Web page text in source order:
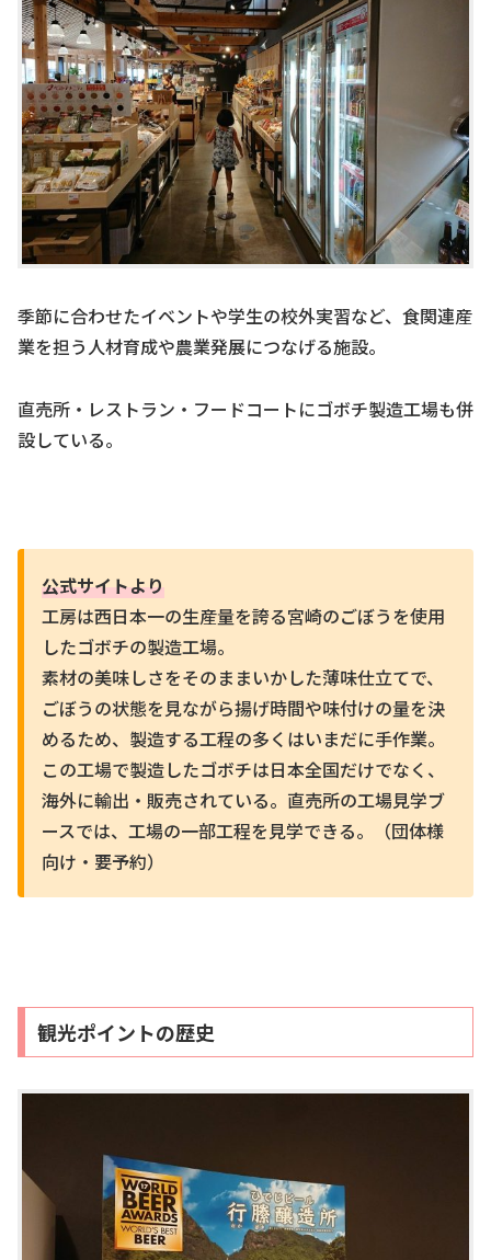
季節に合わせたイベントや学生の校外実習など、食関連産
業を担う人材育成や農業発展につなげる施設。
直売所・レストラン・フードコートにゴボチ製造工場も併
設している。
公式サイトより
工房は西日本一の生産量を誇る宮崎のごぼうを使用
したゴボチの製造工場。
素材の美味しさをそのままいかした薄味仕立てで、
ごぼうの状態を見ながら揚げ時間や味付けの量を決
めるため、製造する工程の多くはいまだに手作業。
この工場で製造したゴボチは日本全国だけでなく、
海外に輸出・販売されている。直売所の工場見学ブ
ースでは、工場の一部工程を見学できる。（団体様
向け・要予約）
観光ポイントの歴史